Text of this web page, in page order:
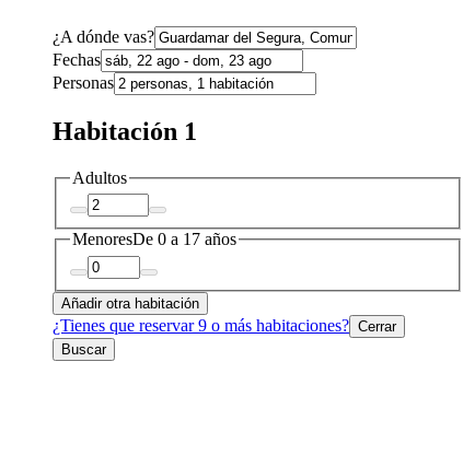
¿A dónde vas?
Fechas
Personas
Habitación 1
Adultos
MenoresDe 0 a 17 años
Añadir otra habitación
¿Tienes que reservar 9 o más habitaciones? Cerrar
Buscar